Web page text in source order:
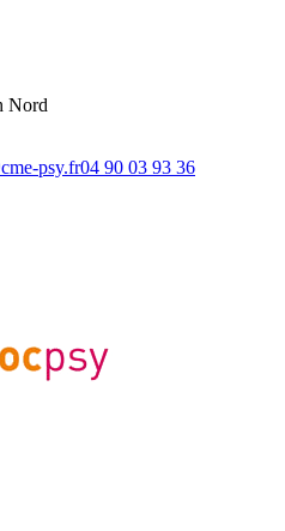
Nord
psy.fr04 90 03 93 36